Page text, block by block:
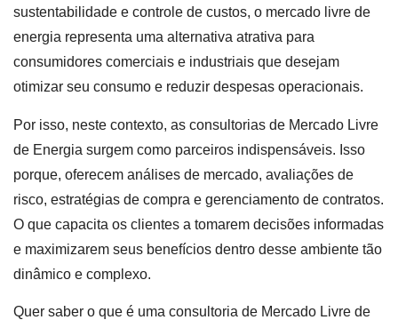
sustentabilidade e controle de custos, o mercado livre de
energia representa uma alternativa atrativa para
consumidores comerciais e industriais que desejam
otimizar seu consumo e reduzir despesas operacionais.
Por isso, neste contexto, as consultorias de Mercado Livre
de Energia surgem como parceiros indispensáveis. Isso
porque, oferecem análises de mercado, avaliações de
risco, estratégias de compra e gerenciamento de contratos.
O que capacita os clientes a tomarem decisões informadas
e maximizarem seus benefícios dentro desse ambiente tão
dinâmico e complexo.
Quer saber o que é uma consultoria de Mercado Livre de